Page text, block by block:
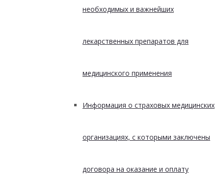
необходимых и важнейших
лекарственных препаратов для
медицинского применения
Информация о страховых медицинских
организациях, с которыми заключены
договора на оказание и оплату